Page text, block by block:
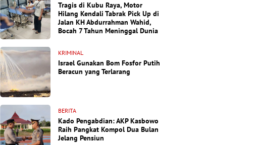
Tragis di Kubu Raya, Motor
Hilang Kendali Tabrak Pick Up di
Jalan KH Abdurrahman Wahid,
Bocah 7 Tahun Meninggal Dunia
KRIMINAL
Israel Gunakan Bom Fosfor Putih
Beracun yang Terlarang
BERITA
Kado Pengabdian: AKP Kasbowo
Raih Pangkat Kompol Dua Bulan
Jelang Pensiun